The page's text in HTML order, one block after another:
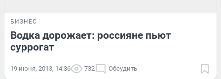
БИЗНЕС
Водка дорожает: россияне пьют
суррогат
19 июня, 2013, 14:36 732 Обсудить